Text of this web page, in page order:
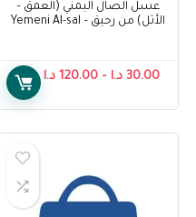
عسل الصال اليمني (العمق –
الأثل) من رحيق – Yemeni Al-sal
30.00 د.ا –
120.00 د.ا